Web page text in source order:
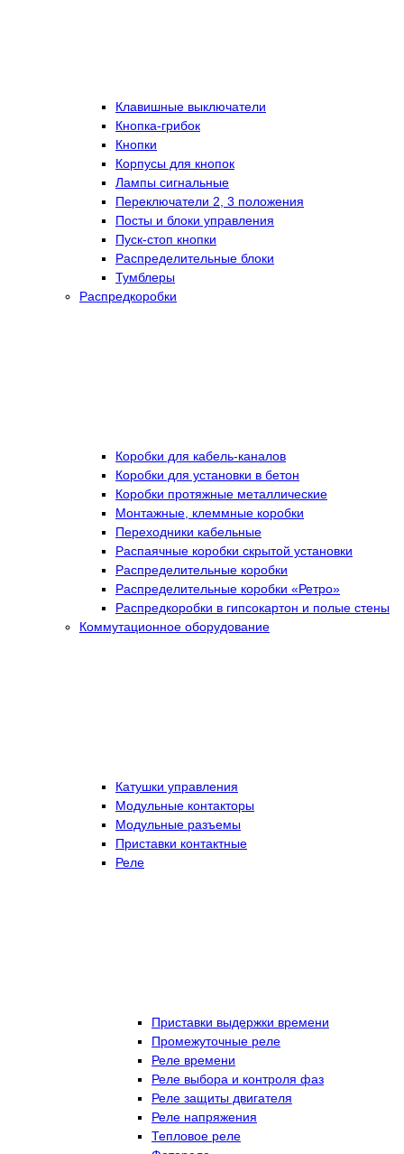
Клавишные выключатели
Кнопка-грибок
Кнопки
Корпусы для кнопок
Лампы сигнальные
Переключатели 2, 3 положения
Посты и блоки управления
Пуск-стоп кнопки
Распределительные блоки
Тумблеры
Распредкоробки
Коробки для кабель-каналов
Коробки для установки в бетон
Коробки протяжные металлические
Монтажные, клеммные коробки
Переходники кабельные
Распаячные коробки скрытой установки
Распределительные коробки
Распределительные коробки «Ретро»
Распредкоробки в гипсокартон и полые стены
Коммутационное оборудование
Катушки управления
Модульные контакторы
Модульные разъемы
Приставки контактные
Реле
Приставки выдержки времени
Промежуточные реле
Реле времени
Реле выбора и контроля фаз
Реле защиты двигателя
Реле напряжения
Тепловое реле